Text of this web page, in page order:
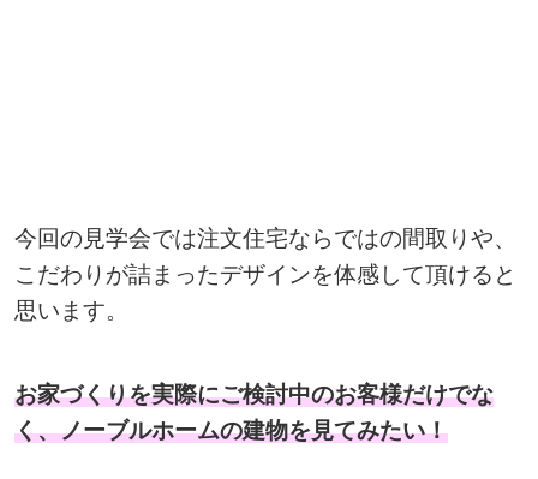
今回の見学会では注文住宅ならではの間取りや、
こだわりが詰まったデザインを体感して頂けると
思います。
お家づくりを実際にご検討中のお客様だけでな
く、ノーブルホームの建物を見てみたい！